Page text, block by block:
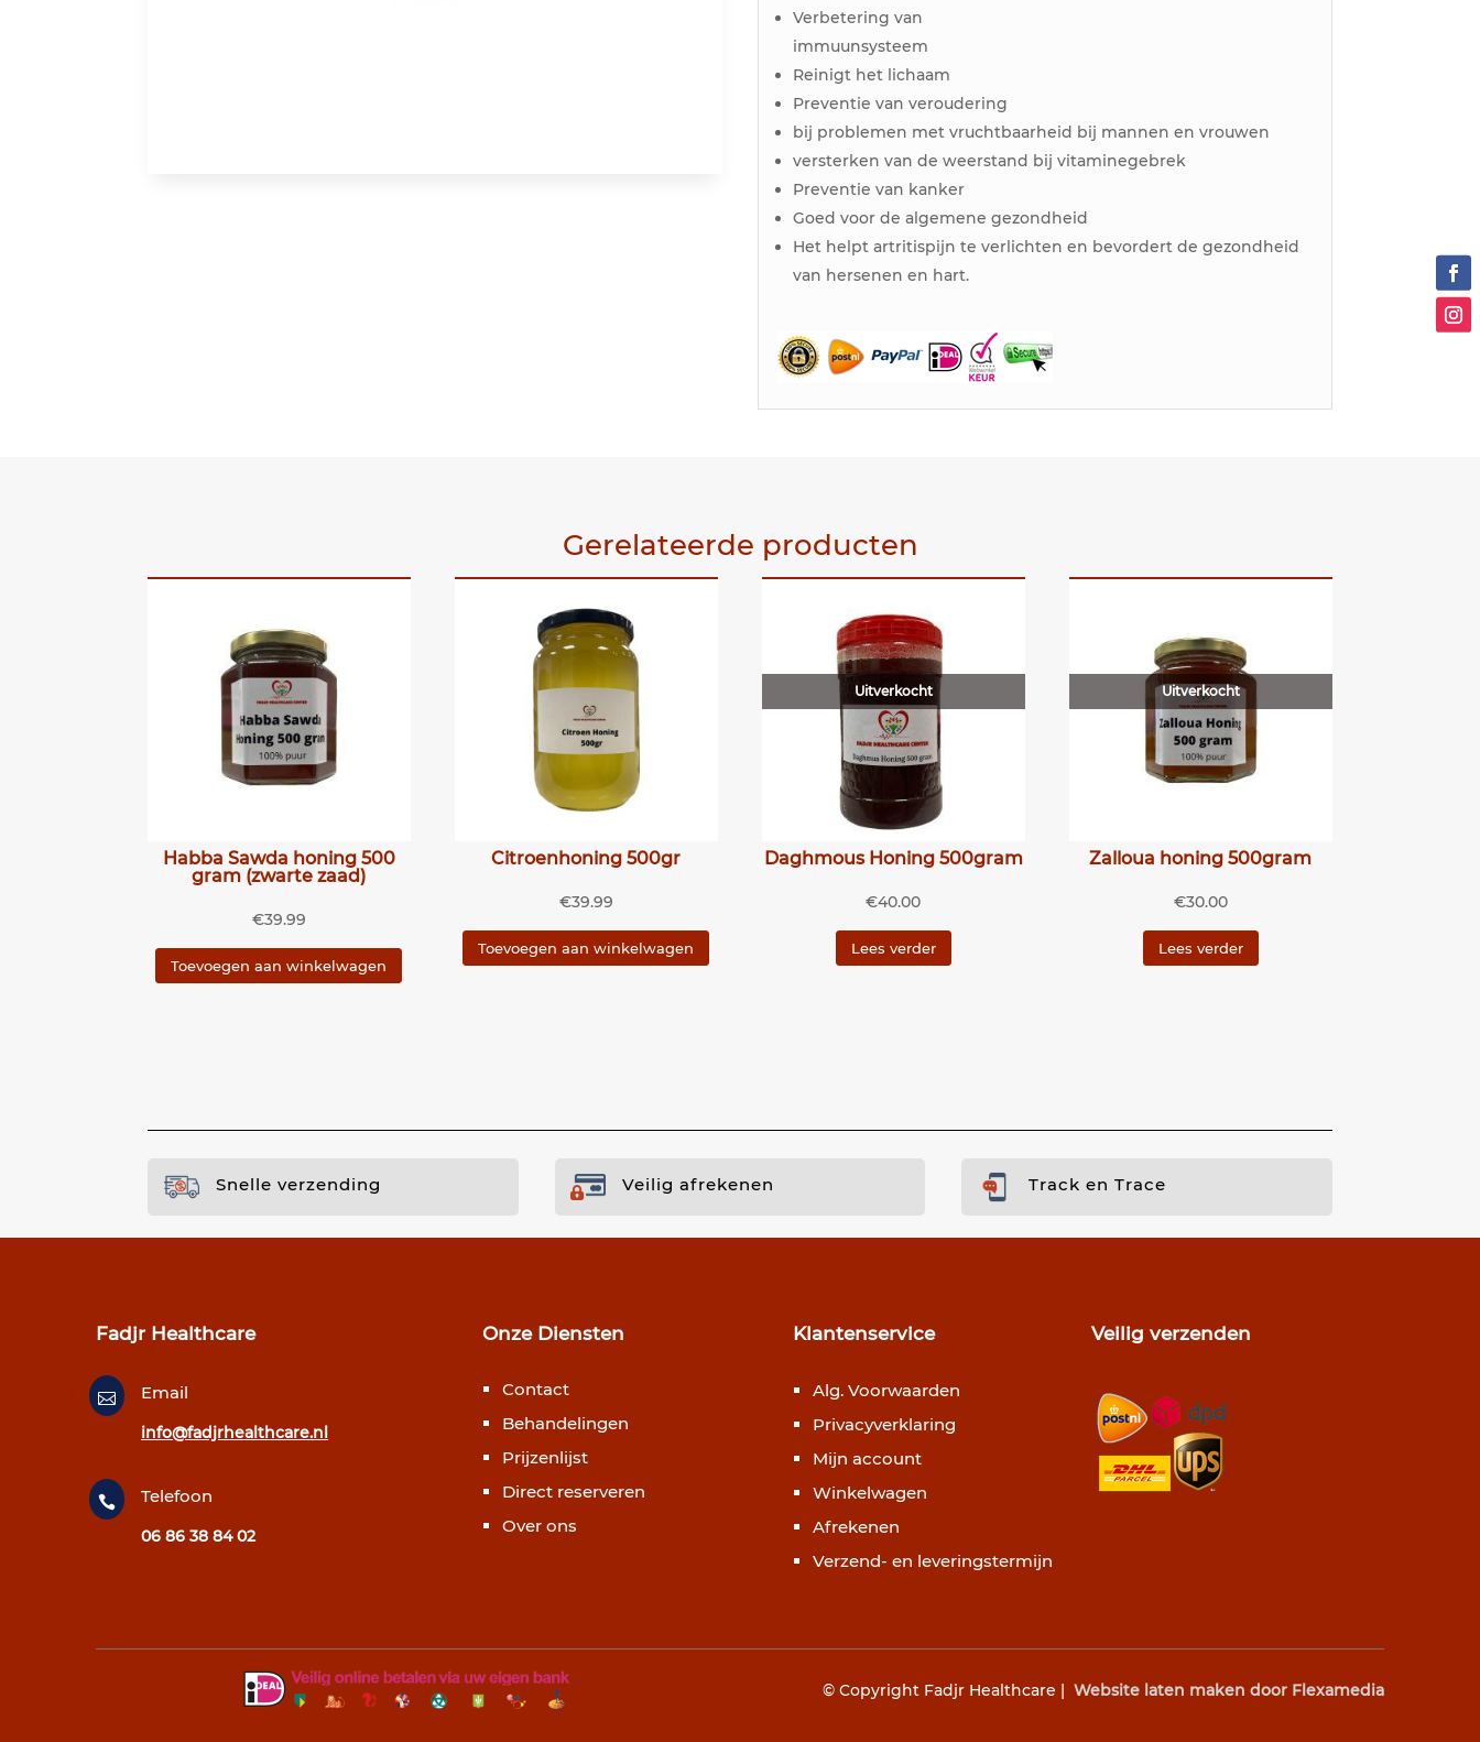
Verbetering van
immuunsysteem
Reinigt het lichaam
Preventie van veroudering
bij problemen met vruchtbaarheid bij mannen en vrouwen
versterken van de weerstand bij vitaminegebrek
Preventie van kanker
Goed voor de algemene gezondheid
Het helpt artritispijn te verlichten en bevordert de gezondheid
van hersenen en hart.
Gerelateerde producten
Habba Sawda honing 500
gram (zwarte zaad)
€39.99
Toevoegen aan winkelwagen
Citroenhoning 500gr
€39.99
Toevoegen aan winkelwagen
Uitverkocht
Daghmous Honing 500gram
€40.00
Lees verder
Uitverkocht
Zalloua honing 500gram
€30.00
Lees verder
Snelle verzending Veilig afrekenen Track en Trace
Fadjr Healthcare
 Email
info@fadjrhealthcare.nl
 Telefoon
06 86 38 84 02
Onze Diensten
Contact
Behandelingen
Prijzenlijst
Direct reserveren
Over ons
Klantenservice
Alg. Voorwaarden
Privacyverklaring
Mijn account
Winkelwagen
Afrekenen
Verzend- en leveringstermijn
Veilig verzenden
© Copyright Fadjr Healthcare | Website laten maken door Flexamedia